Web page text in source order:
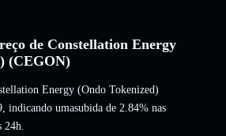
de Constellation Energy
(CEGON)
Energy (Ondo Tokenized)
, indicando umasubida de 2.84% nas
24h.